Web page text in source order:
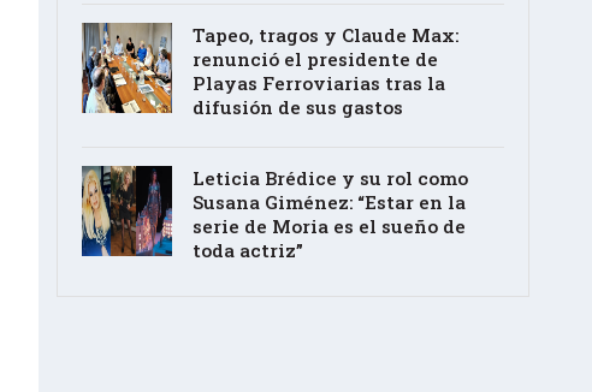
Tapeo, tragos y Claude Max:
renunció el presidente de
Playas Ferroviarias tras la
difusión de sus gastos
Leticia Brédice y su rol como
Susana Giménez: “Estar en la
serie de Moria es el sueño de
toda actriz”